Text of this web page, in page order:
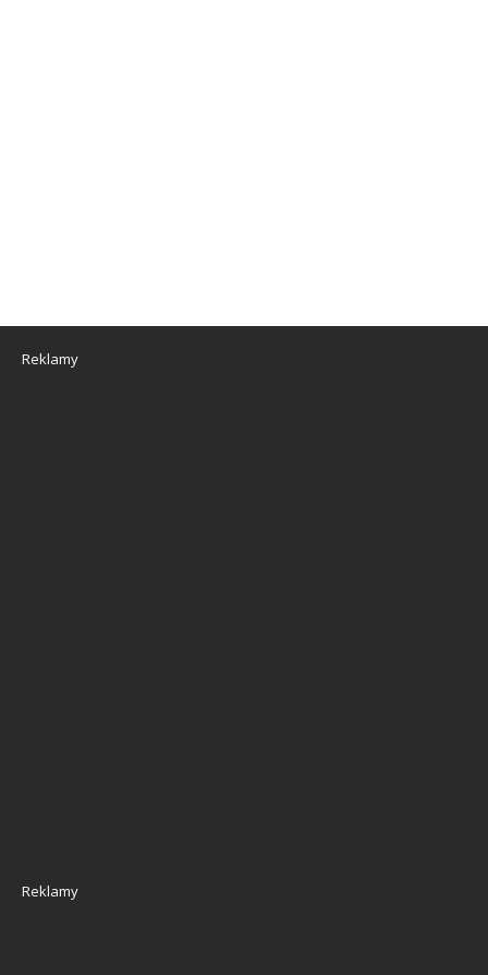
Reklamy
Reklamy